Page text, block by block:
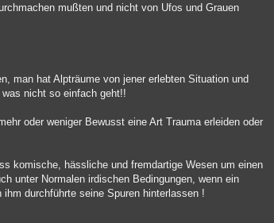
mußten und nicht von Ufos und Grauen
man hat Alpträume von jener erlebten Situation und
nicht so einfach geht!!
oder weniger Bewusst eine Art Trauma erleiden oder
komische, hässliche und fremdartige Wesen um einen
unter Normalen irdischen Bedingungen, wenn ein
durchführte seine Spuren hinterlassen !